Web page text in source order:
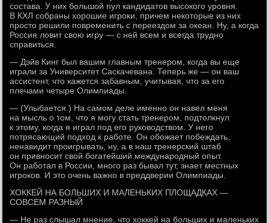
состава. У них большой пул кандидатов высокого уровня.
В КХЛ собраны хорошие игроки, причем некоторые из них
просто решили повременить с переездом за океан. Ну, а когда
Россия ловит свою игру — с ней всем и всегда трудно
справиться.
— Дэйв Кинг был вашим главным тренером, когда вы еще
играли за Университет Саскачевана. Теперь же — он ваш
ассистент, что кажется забавным, учитывая, что за его
плечами четыре Олимпиады.
— (Улыбается.) На самом деле именно он навел меня
на мысль о том, что я могу стать тренером, подтолкнул
к этому, когда я играл под его руководством. У него
потрясающий подход к работе. Он обожает побеждать,
ненавидит проигрывать, ну, а в наш тренерский штаб
он привносит свой богатейший международный опыт.
Он работал в России, много раз бывал тут, знает местных
игроков. И это очень важно в преддверии Олимпиады.
ХОККЕЙ НА БОЛЬШИХ И МАЛЕНЬКИХ ПЛОЩАДКАХ —
СОВСЕМ РАЗНЫЙ
— Не раз слышал мнение, что хоккей на больших и маленьких